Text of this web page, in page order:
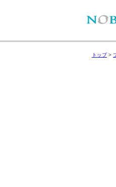
トップ>